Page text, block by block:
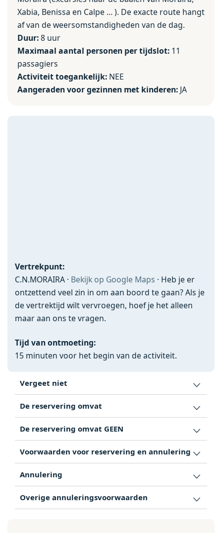
Xabia, Benissa en Calpe … ). De exacte route hangt
af van de weersomstandigheden van de dag.
Duur:8 uur
Maximaal aantal personen per tijdslot: 11
passagiers
Activiteit toegankelijk: NEE
Aangeraden voor gezinnen met kinderen: JA
Vertrekpunt:
C.N.MORAIRA · Bekijk op Google Maps · Heb je er
ontzettend veel zin in om aan boord te gaan? Als je
de vertrektijd wilt vervroegen, hoef je het alleen
maar aan ons te vragen.
Tijd van ontmoeting:
15 minuten voor het begin van de activiteit.
Vergeet niet
De reservering omvat
De reservering omvat GEEN
Voorwaarden voor reservering en annulering
Annulering
Overige annuleringsvoorwaarden